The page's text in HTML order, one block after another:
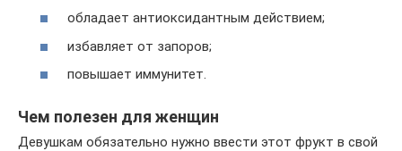
обладает антиоксидантным действием;
избавляет от запоров;
повышает иммунитет.
Чем полезен­ для женщин
Девушкам обязательно нужно ввести этот фрукт в свой